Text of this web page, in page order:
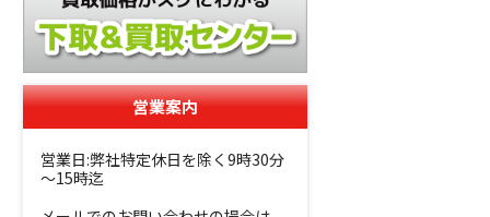
営業案内
営業日:弊社特定休日を除く9時30分
～15時迄